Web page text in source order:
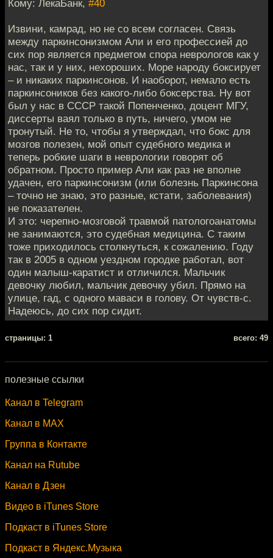
Кому: ЛекаБанк, #40
Извини, камрад, но не со всем согласен. Связь
между паркинсонизмом Али и его профессией до
сих пор является предметом спора неврологов как у
нас, так и у них, нехороших. Море народу боксирует
– и никаких паркинсонов. И наоборот, немало есть
паркинсоников без какого-либо боксерства. Ну вот
был у нас в СССР такой Попенченко, доцент МГУ,
диссерты ваял только в путь, ничего, умом не
тронутый. Не то, чтобы я утверждал, что бокс для
мозгов полезен, мой опыт судебного медика и
теперь робкие шаги в неврологии говорят об
обратном. Просто пример Али как раз не вполне
удачен, его паркинсонизм (или болезнь Паркинсона
– точно не знаю, это разные, кстати, заболевания)
не показателен.
И это: черепно-мозговой травмой патологоанатомы
не занимаются, это судебная медицина. С таким
тоже приходилось столкнуться, к сожалению. Году
так в 2005 в одном уездном городке работал, вот
один малыш-каратист и отличился. Мальчик
девочку любил, мальчик девочку убил. Прямо на
улице, гад, с одного маваси в голову. От чувств-с.
Надеюсь, до сих пор сидит.
cтраницы: 1 всего: 49
полезные ссылки
Канал в Telegram
Канал в MAX
Группа в Контакте
Канал на Rutube
Канал в Дзен
Видео в iTunes Store
Подкаст в iTunes Store
Подкаст в Яндекс.Музыка